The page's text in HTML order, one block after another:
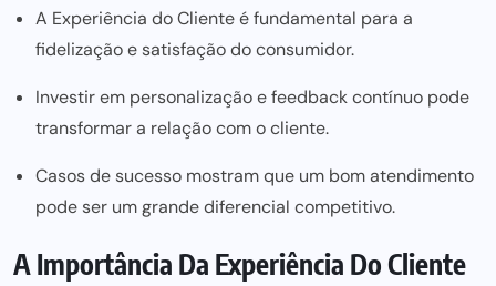
A Experiência do Cliente é fundamental para a
fidelização e satisfação do consumidor.
Investir em personalização e feedback contínuo pode
transformar a relação com o cliente.
Casos de sucesso mostram que um bom atendimento
pode ser um grande diferencial competitivo.
A Importância Da Experiência Do Cliente